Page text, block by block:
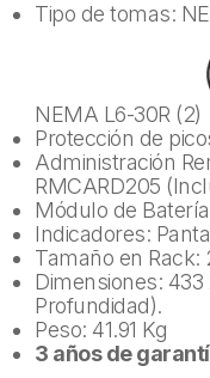
Tipo de tomas:
NEMA L6-30R (2)
Protección de
Administración
RMCARD205
Módulo de
Indicadores:
Tamaño en Rack:
Dimensiones:
Profundidad).
Peso: 41.91 Kg
3 años de